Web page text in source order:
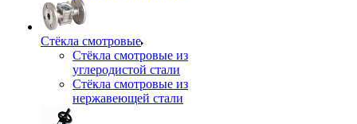
Стёкла смотровые
Стёкла смотровые из
углеродистой стали
Стёкла смотровые из
нержавеющей стали